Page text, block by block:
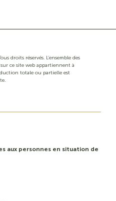
droits réservés. L’ensemble des
ce site web appartiennent à
totale ou partielle est
aux personnes en situation de